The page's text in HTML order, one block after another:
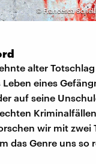
©Francesca
alter Totschlag
eines
auf seine
wir mit zwei
das Genre uns so